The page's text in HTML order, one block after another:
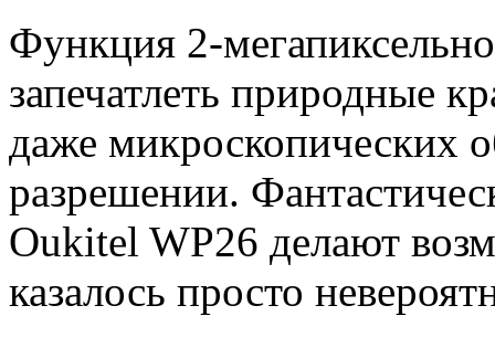
Функция 2-
запечатлеть природные
даже микроскопических
разрешении.
Oukitel WP26 делают
казалось просто